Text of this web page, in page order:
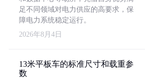
足不同领域对电力供应的高要求，保
障电力系统稳定运行。
2026年8月4日
13米平板车的标准尺寸和载重参
数